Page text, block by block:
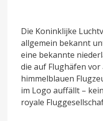
Die Koninklijke
allgemein bekannt
eine bekannte
die auf Flughäfen
himmelblauen
im Logo auffällt –
royale